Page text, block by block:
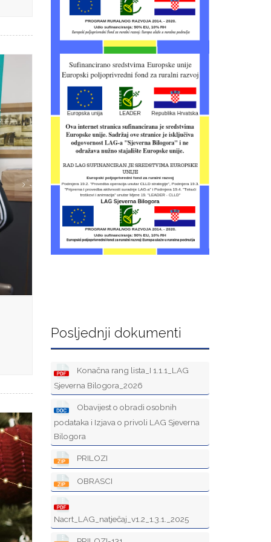
Posljednji dokumenti
Konačna rang lista_I 1.1.1_LAG
Sjeverna Bilogora_2026
Obavijest o obradi osobnih
podataka i Izjava o privoli LAG Sjeverna
Bilogora
PRILOZI
OBRASCI
Nacrt_LAG_natječaj_v1.2_1.3.1._2025